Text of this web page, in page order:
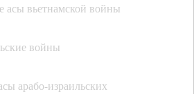
асы вьетнамской войны
войны
арабо-израильских